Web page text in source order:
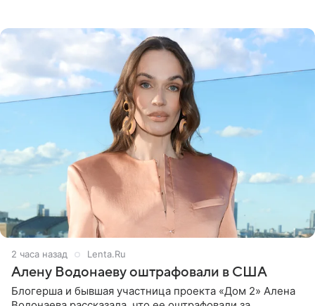
2 часа назад Lenta.Ru
Алену Водонаеву оштрафовали в США
Блогерша и бывшая участница проекта «Дом 2» Алена